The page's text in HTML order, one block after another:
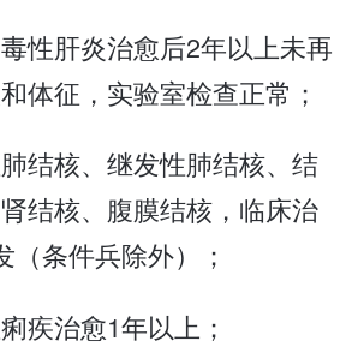
毒性肝炎治愈后2年以上未再
体征，实验室检查正常；
肺结核、继发性肺结核、结
结核、腹膜结核，临床治
（条件兵除外）；
疾治愈1年以上；